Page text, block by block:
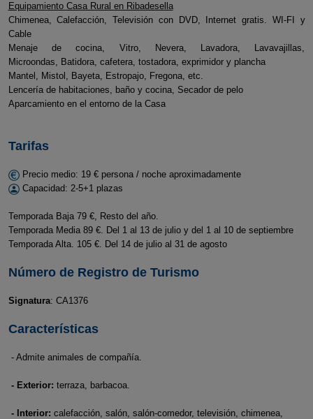
Equipamiento Casa Rural en Ribadesella
Chimenea, Calefacción, Televisión con DVD, Internet gratis. WI-FI y
Cable
Menaje de cocina, Vitro, Nevera, Lavadora, Lavavajillas,
Microondas, Batidora, cafetera, tostadora, exprimidor y plancha
Mantel, Mistol, Bayeta, Estropajo, Fregona, etc.
Lencería de habitaciones, baño y cocina, Secador de pelo
Aparcamiento en el entorno de la Casa
Tarifas
Precio medio: 19 € persona / noche aproximadamente
Capacidad: 2-5+1 plazas
Temporada Baja 79 €, Resto del año.
Temporada Media 89 €. Del 1 al 13 de julio y del 1 al 10 de septiembre
Temporada Alta. 105 €. Del 14 de julio al 31 de agosto
Número de Registro de Turismo
Signatura: CA1376
Características
- Admite animales de compañía.
- Exterior: terraza, barbacoa.
- Interior: calefacción, salón, salón-comedor, televisión, chimenea,